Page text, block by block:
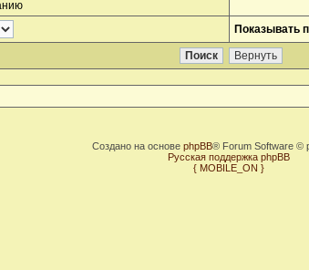
Показывать
Создано на основе phpBB® Forum Software ©
Русская поддержка phpBB
{ MOBILE_ON }